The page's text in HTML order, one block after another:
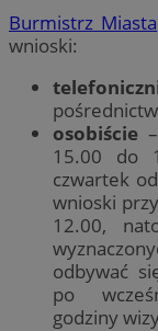
Burmistrz Miasta
wnioski:
osobiście
15.00 do
czwartek
wnioski
12.00,
odbywać
po
godziny